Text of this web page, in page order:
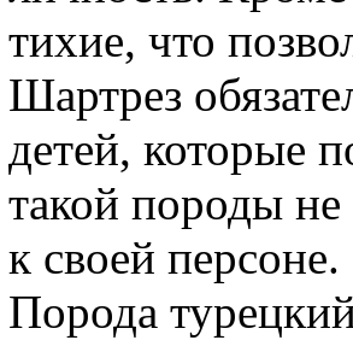
тихие, что
Шартрез
детей, которые
такой породы
к своей персоне.
Порода